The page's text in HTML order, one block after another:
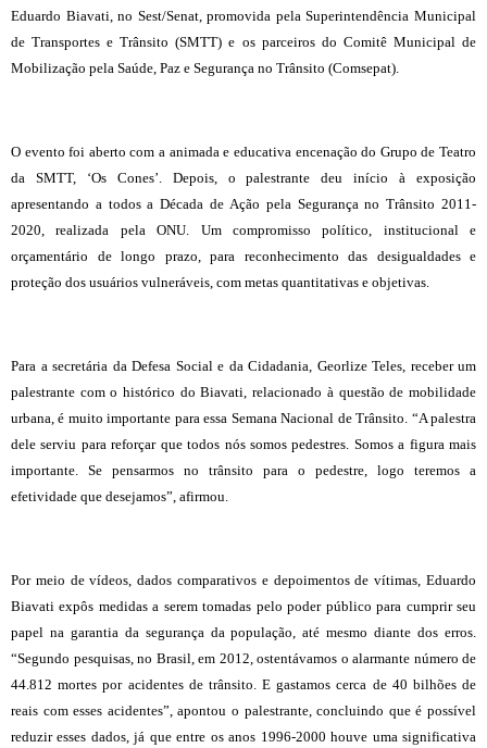
Eduardo Biavati, no Sest/Senat, promovida pela Superintendência Municipal
de Transportes e Trânsito (SMTT) e os parceiros do Comitê Municipal de
Mobilização pela Saúde, Paz e Segurança no Trânsito (Comsepat).
O evento foi aberto com a animada e educativa encenação do Grupo de Teatro
da SMTT, ‘Os Cones’. Depois, o palestrante deu início à exposição
apresentando a todos a Década de Ação pela Segurança no Trânsito 2011-
2020, realizada pela ONU. Um compromisso político, institucional e
orçamentário de longo prazo, para reconhecimento das desigualdades e
proteção dos usuários vulneráveis, com metas quantitativas e objetivas.
Para a secretária da Defesa Social e da Cidadania, Georlize Teles, receber um
palestrante com o histórico do Biavati, relacionado à questão de mobilidade
urbana, é muito importante para essa Semana Nacional de Trânsito. “A palestra
dele serviu para reforçar que todos nós somos pedestres. Somos a figura mais
importante. Se pensarmos no trânsito para o pedestre, logo teremos a
efetividade que desejamos”, afirmou.
Por meio de vídeos, dados comparativos e depoimentos de vítimas, Eduardo
Biavati expôs medidas a serem tomadas pelo poder público para cumprir seu
papel na garantia da segurança da população, até mesmo diante dos erros.
“Segundo pesquisas, no Brasil, em 2012, ostentávamos o alarmante número de
44.812 mortes por acidentes de trânsito. E gastamos cerca de 40 bilhões de
reais com esses acidentes”, apontou o palestrante, concluindo que é possível
reduzir esses dados, já que entre os anos 1996-2000 houve uma significativa